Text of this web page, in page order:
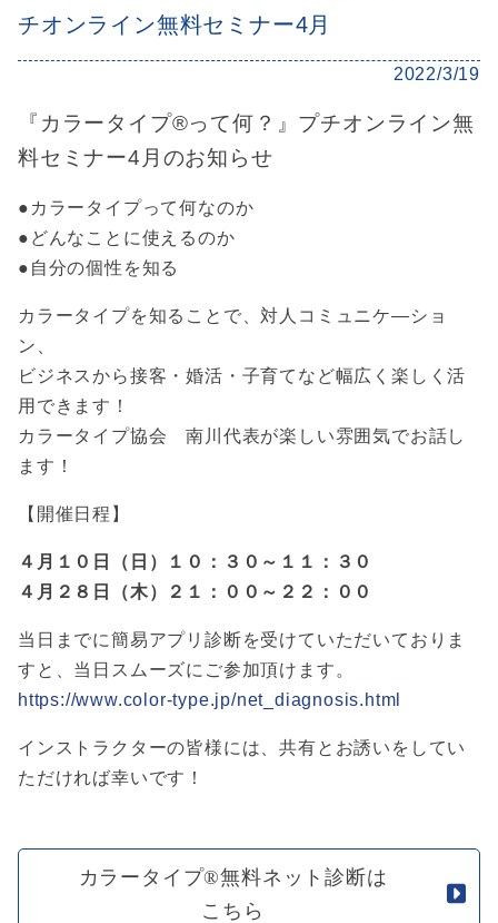
チオンライン無料セミナー4月
2022/3/19
『カラータイプ®︎って何？』プチオンライン無
料セミナー4 月 のお知らせ
●カラータイプって何なのか
●どんなことに使えるのか
●自分の個性を知る
カラータイプを知ることで、対人コミュニケ―ショ
ン、
ビジネスから接客・婚活・子育てなど幅広く楽しく活
用できます！
カラータイプ協会 南川代表が楽しい雰囲気でお話し
ます！
【開催日程】
４月１０日（日）１０：３０ ～１１：３０
４月２８日（木）２１：００～２２：００
当日までに簡易アプリ診断を受けていただいておりま
すと、当日スムーズにご参加頂けます。
https://www.color-type.jp/net_diagnosis.html
インストラクターの皆様には、共有とお誘いをしてい
ただければ幸いです！
カラータイプ®無料ネット診断は
こちら